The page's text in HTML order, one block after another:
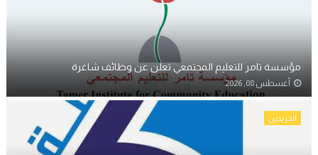
مؤسسة تامر للتعليم المجتمعي تعلن عن وظائف شاغرة
أغسطس 08, 2026
الخريجين